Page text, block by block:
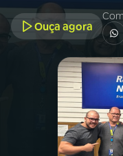
01INÍCIO
A RÁDIO
Ouça agora